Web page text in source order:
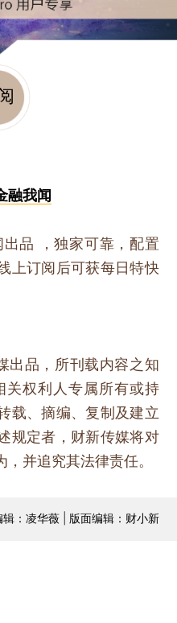
融我闻
品 ，独家可靠，配置
上订阅后可获每日特快
品，所刊载内容之知
关权利人专属所有或持
载、摘编、复制及建立
规定者，财新传媒将对
并追究其法律责任。
辑：凌华薇 | 版面编辑：财小新